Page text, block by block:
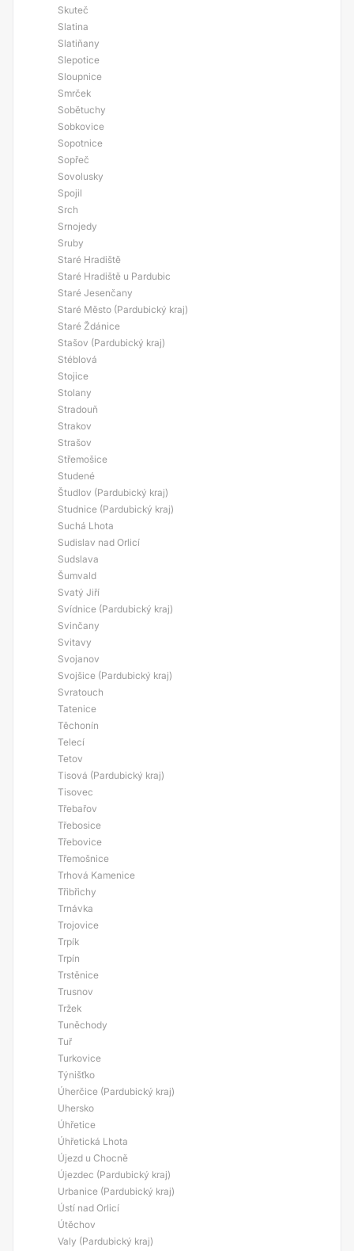
Skuteč
Slatina
Slatiňany
Slepotice
Sloupnice
Smrček
Sobětuchy
Sobkovice
Sopotnice
Sopřeč
Sovolusky
Spojil
Srch
Srnojedy
Sruby
Staré Hradiště
Staré Hradiště u Pardubic
Staré Jesenčany
Staré Město (Pardubický kraj)
Staré Ždánice
Stašov (Pardubický kraj)
Stéblová
Stojice
Stolany
Stradouň
Strakov
Strašov
Střemošice
Studené
Študlov (Pardubický kraj)
Studnice (Pardubický kraj)
Suchá Lhota
Sudislav nad Orlicí
Sudslava
Šumvald
Svatý Jiří
Svídnice (Pardubický kraj)
Svinčany
Svitavy
Svojanov
Svojšice (Pardubický kraj)
Svratouch
Tatenice
Těchonín
Telecí
Tetov
Tisová (Pardubický kraj)
Tisovec
Třebařov
Třebosice
Třebovice
Třemošnice
Trhová Kamenice
Třibřichy
Trnávka
Trojovice
Trpík
Trpín
Trstěnice
Trusnov
Tržek
Tuněchody
Tuř
Turkovice
Týnišťko
Úherčice (Pardubický kraj)
Uhersko
Úhřetice
Úhřetická Lhota
Újezd u Chocně
Újezdec (Pardubický kraj)
Urbanice (Pardubický kraj)
Ústí nad Orlicí
Útěchov
Valy (Pardubický kraj)